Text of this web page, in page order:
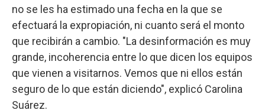
no se les ha estimado una fecha en la que se
efectuará la expropiación, ni cuanto será el monto
que recibirán a cambio. "La desinformación es muy
grande, incoherencia entre lo que dicen los equipos
que vienen a visitarnos. Vemos que ni ellos están
seguro de lo que están diciendo", explicó Carolina
Suárez.